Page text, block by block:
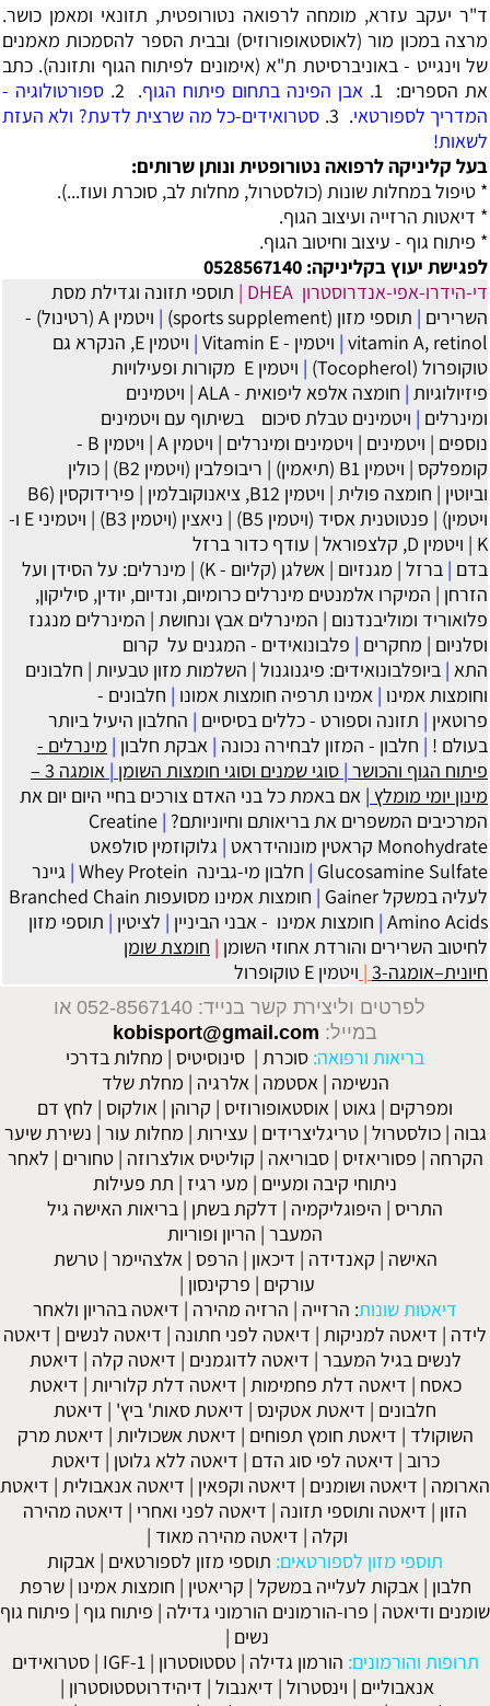
ד"ר יעקב עזרא, מומחה לרפואה נטורופטית, תזונאי ומאמן כושר.
מרצה במכון מור (לאוסטאופורוזיס) ובבית הספר להסמכות מאמנים
של וינגייט - באוניברסיטת ת"א (אימונים לפיתוח הגוף ותזונה). כתב
את הספרים:
1. אבן הפינה בתחום פיתוח הגוף.
2
. ספורטולוגיה -
המדריך לספורטאי.
3. סטרואידים-כל מה שרצית לדעת? ולא העזת
לשאות!
בעל קליניקה לרפואה נטורופטית ונותן שרותים:
* טיפול במחלות שונות (כולסטרול, מחלות לב, סוכרת ועוז...).
* דיאטות הרזייה ועיצוב הגוף.
* פיתוח גוף - עיצוב וחיטוב הגוף.
לפגישת יעוץ בקליניקה: 0528567140
די-הידרו-אפי-אנדרוסטרון DHEA
| תוספי תזונה וגדילת מסת
השרירים | תוספי מזון (sports supplement) |
ויטמין A (רטינול) -
vitamin A, retinol
| ויטמין - Vitamin E |
ויטמין E, הנקרא גם
טוקופרול (Tocopherol)
|
‏ויטמין E מקורות ופעילויות
פיזיולוגיות | חומצה אלפא ליפואית - ALA | ויטמינים
ומינרלים | ויטמינים טבלת סיכום בשיתוף עם ויטמינים
נוספים | ויטמינים | ויטמינים ומינרלים | ויטמין A |
ויטמין B -
קומפלקס | ויטמין B1 (תיאמין) | ריבופלבין (ויטמין B2) | כולין
וביוטין | חומצה פולית | ויטמין B12, ציאנוקובלמין |
פירידוקסין (B6
ויטמין) | פנטוטנית אסיד (ויטמין B5) | ניאצין (ויטמין B3) |
ויטמיני E ו-
K
| ויטמין D, קלצפוראל | עודף כדור ברזל
בדם | ברזל | מגנזיום | אשלגן (קליום - K) | מינרלים: על הסידן ועל
הזרחן | המיקרו אלמנטים מינרלים כרומיום, ונדיום, יודין, סיליקון,
פלואוריד ומוליבנדנום | המינרלים אבץ ונחושת | המינרלים מנגנז
וסלניום | מחקרים | פלבונואידים - המגנים על קרום
התא | ביופלבונואידים: פיגנוגנול | השלמות מזון טבעיות | חלבונים
וחומצות אמינו | אמינו תרפיה חומצות אמונו | חלבונים -
פרוטאין | תזונה וספורט - כללים בסיסיים | החלבון היעיל ביותר
בעולם ! | חלבון - המזון לבחירה נכונה | אבקת חלבון | מינרלים -
פיתוח הגוף והכושר | סוגי שמנים וסוגי חומצות השומן |
אומגה 3 –
מינון יומי מומלץ | אם באמת כל בני האדם צורכים בחיי היום יום את
המרכיבים המשפרים את בריאותם וחיוניותם? |
Creatine
Monohydrate קראטין מונוהידראט
| גלוקוזמין סולפאט
Glucosamine Sulfate
| חלבון מי-גבינה Whey Protein | גיינר
לעליה במשקל Gainer
|
חומצות אמינו מסועפות Branched Chain
Amino Acids
| חומצות אמינו - אבני הביניין | לציטין | תוספי מזון
לחיטוב השרירים והורדת אחוזי השומן | חומצת שומן
חיונית–אומגה-3
| ויטמין E טוקופרול
לפרטים וליצירת קשר בנייד: 052-8567140
או
במייל: kobisport@gmail.com
בריאות ורפואה: סוכרת | סינוסיטיס | מחלות בדרכי
הנשימה | אסטמה | אלרגיה | מחלת שלד
ומפרקים | גאוט | אוסטאופורוזיס | קרוהן | אולקוס | לחץ דם
גבוה |כולסטרול |טריגליצרידים | עצירות | מחלות עור | נשירת שיער
הקרחה | פסוריאזיס |סבוריאה | קוליטיס אולצרוזה |טחורים | לאחר
ניתוחי קיבה ומעיים | מעי רגיז | תת פעילות
התריס | היפוגליקמיה | דלקת בשתן | בריאות האישה גיל
המעבר | הריון ופוריות
האישה | קאנדידה | דיכאון | הרפס | אלצהיימר |טרשת
עורקים | פרקינסון |
דיאטות שונות: הרזייה | הרזיה מהירה | דיאטה בהריון ולאחר
לידה | דיאטה למניקות | דיאטה לפני חתונה | דיאטה לנשים | דיאטה
לנשים בגיל המעבר | דיאטה לדוגמנים | דיאטה קלה | דיאטת
כאסח | דיאטה דלת פחמימות | דיאטה דלת קלוריות | דיאטת
חלבונים | דיאטת אטקינס | דיאטת סאות' ביץ' | דיאטת
השוקולד | דיאטת חומץ תפוחים | דיאטת אשכוליות | דיאטת מרק
כרוב | דיאטה לפי סוג הדם | דיאטה ללא גלוטן | דיאטת
הארומה | דיאטה ושומנים | דיאטה וקפאין | דיאטה אנאבולית | דיאטת
הזון | דיאטה ותוספי תזונה | דיאטה לפני ואחרי | דיאטה מהירה
וקלה | דיאטה מהירה מאוד |
תוספי מזון לספורטאים: תוספי מזון לספורטאים | אבקות
חלבון | אבקות לעלייה במשקל | קריאטין | חומצות אמינו |שרפת
שומנים ודיאטה | פרו-הורמונים הורמוני גדילה | פיתוח גוף | פיתוח גוף
נשים |
תרופות והורמונים: הורמון גדילה |טסטוסטרון |
IGF-1
|סטרואידים
אנאבוליים | וינסטרול | דיאנבול | דיהידרוטסטוסטרון |